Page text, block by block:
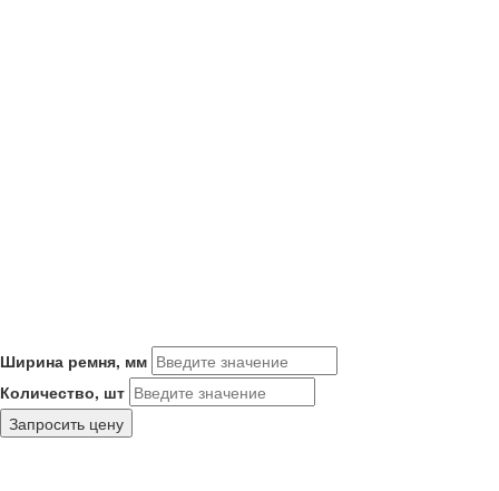
Ширина ремня, мм
Количество, шт
Запросить цену